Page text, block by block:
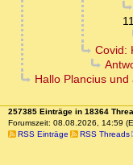
Covid:
Hallo Plancius
257385 Einträge in 18364
Forumszeit: 08.08.2026, 14:59
RSS Einträge
RSS Threads